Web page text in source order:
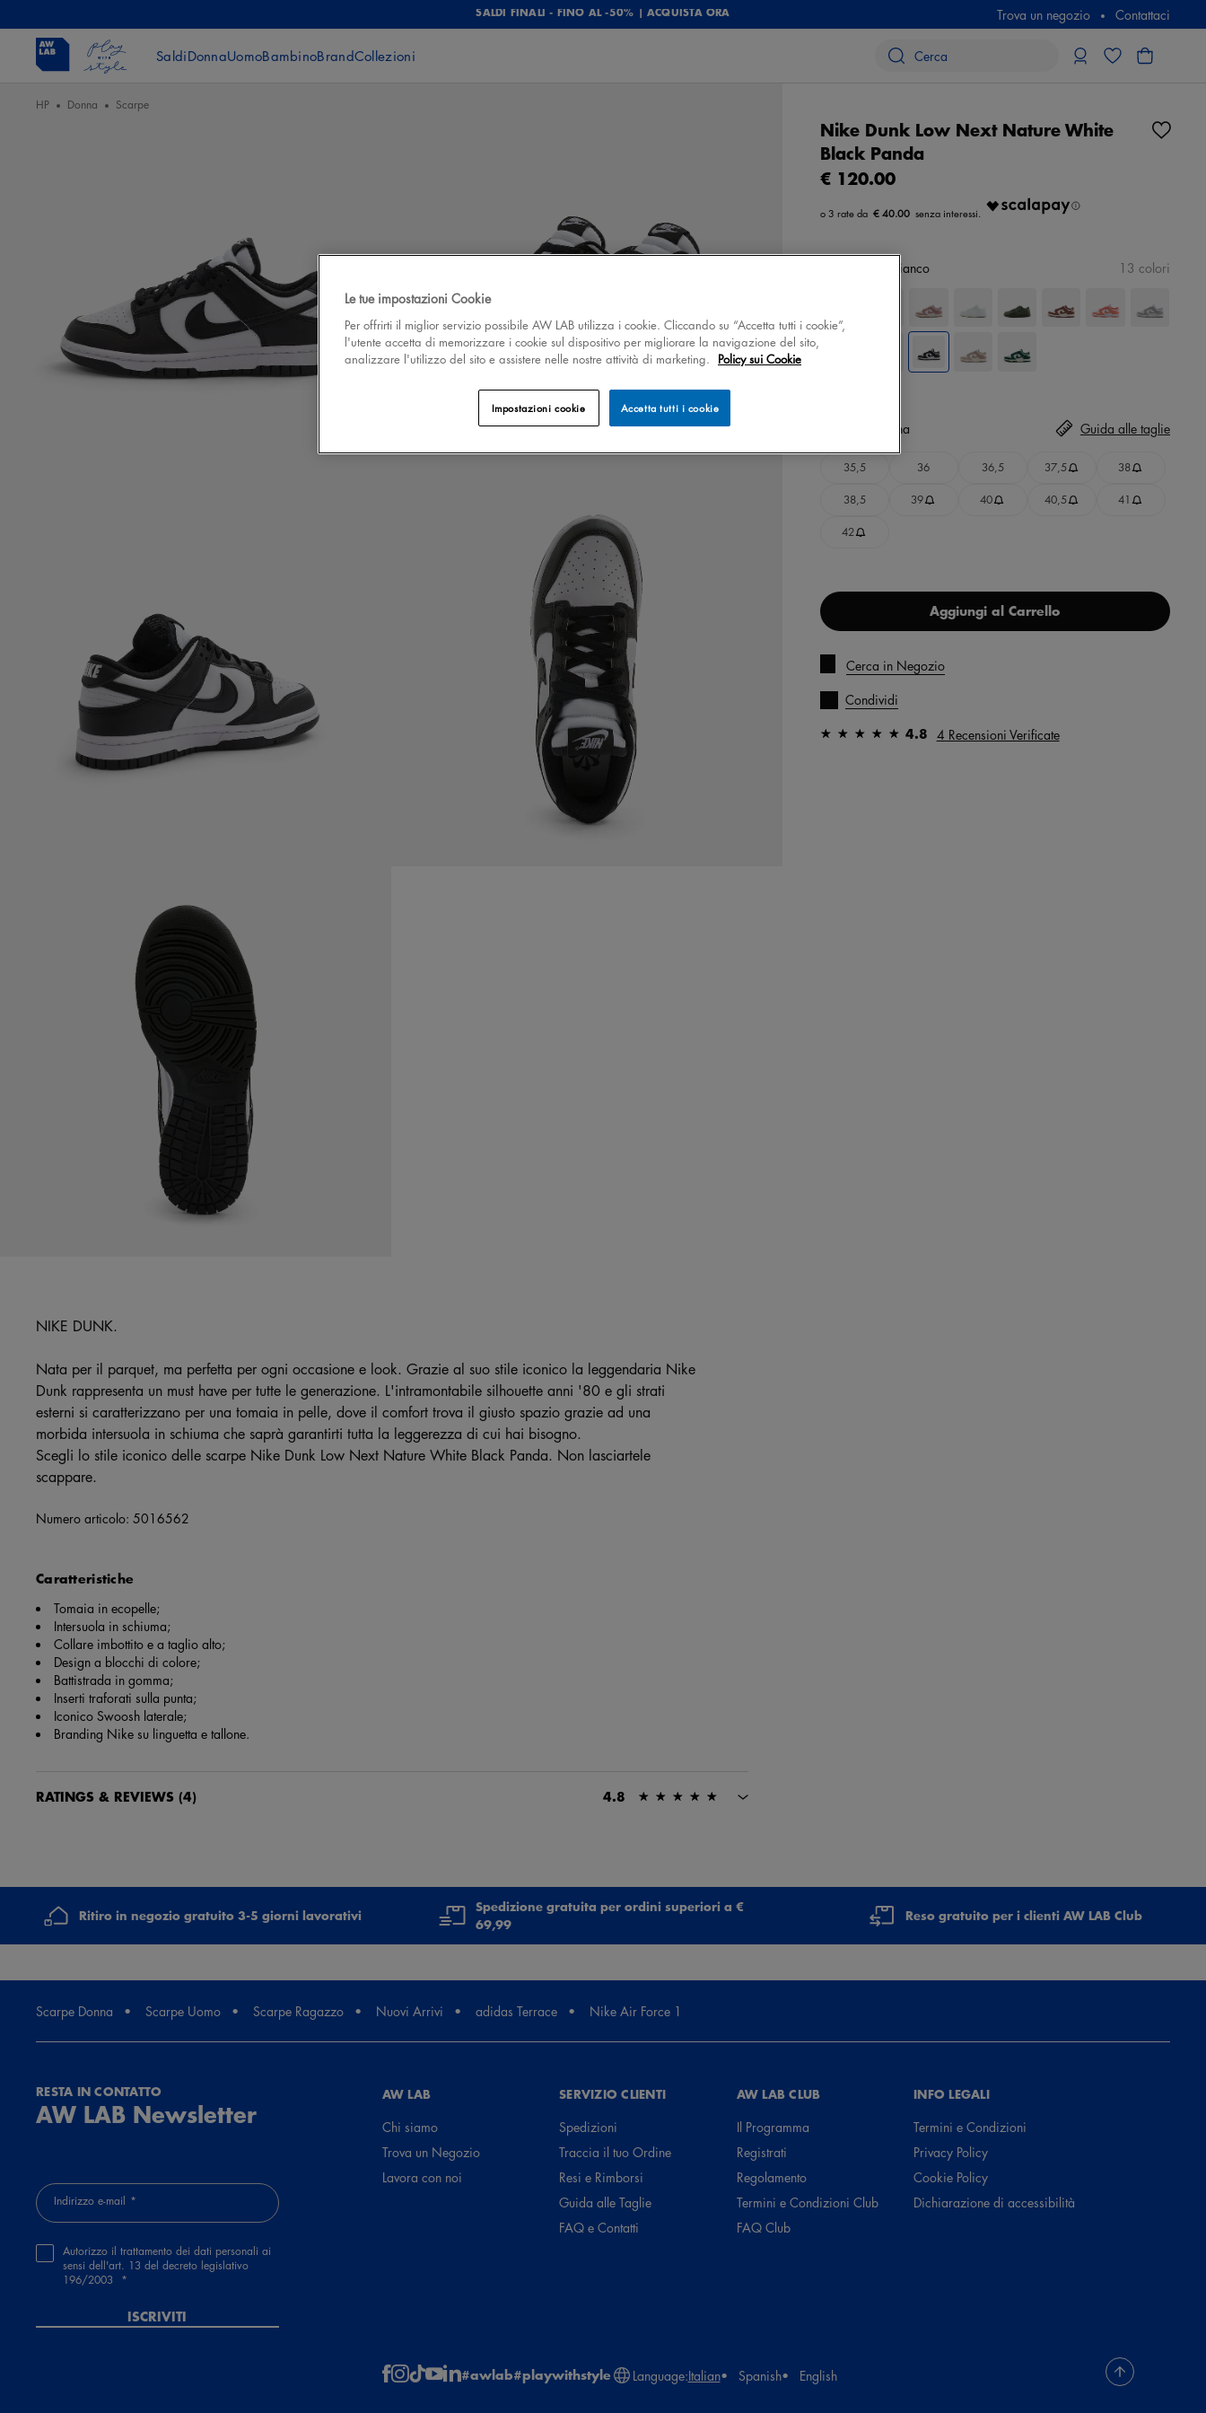
SALDI FINALI - FINO AL -50% | ACQUISTA ORA Trova un negozio Contattaci
SaldiDonnaUomoBambinoBrandCollezioni
HP Donna Scarpe
NIKE DUNK.
Nata per il parquet, ma perfetta per ogni occasione e look. Grazie al suo stile iconico la leggendaria Nike
Dunk rappresenta un must have per tutte le generazione. L'intramontabile silhouette anni '80 e gli strati
esterni si caratterizzano per una tomaia in pelle, dove il comfort trova il giusto spazio grazie ad una
morbida intersuola in schiuma che saprà garantirti tutta la leggerezza di cui hai bisogno.
Scegli lo stile iconico delle scarpe Nike Dunk Low Next Nature White Black Panda. Non lasciartele
scappare.
Numero articolo: 5016562
Caratteristiche
Tomaia in ecopelle;
Intersuola in schiuma;
Collare imbottito e a taglio alto;
Design a blocchi di colore;
Battistrada in gomma;
Inserti traforati sulla punta;
Iconico Swoosh laterale;
Branding Nike su linguetta e tallone.
RATINGS & REVIEWS (4) 4.8
Prodotto bellissimo e alla moda, soddisfatta e consigliato
Giada Martini
1 anno fa
Ottimo prodotto, puntuali nella consegna come nella descrizione
Scarpe molto belle e comode. peccato per la pessima organizzazione nella consegna
Sono piaciuti troppo. Molto comode e belle
Nike Dunk Low Next Nature White
Black Panda
€ 120.00
€ 40.00
nero/bianco 13 colori
Seleziona
35,5 36 36,5 37,5 38
38,5 39 40 40,5 41
42
Guida alle taglie
Aggiungi al Carrello
Cerca in Negozio
Condividi
4.8 4 Recensioni Verificate
Ritiro in negozio gratuito 3-5 giorni lavorativi
Spedizione gratuita per ordini superiori a €
69,99
Reso gratuito per i clienti AW LAB Club
Scarpe Donna Scarpe Uomo Scarpe Ragazzo Nuovi Arrivi adidas Terrace Nike Air Force 1
RESTA IN CONTATTO
AW LAB Newsletter
Indirizzo e-mail
Autorizzo il trattamento dei dati personali ai
sensi dell'art. 13 del decreto legislativo
196/2003
ISCRIVITI
AW LAB
Chi siamo
Trova un Negozio
Lavora con noi
SERVIZIO CLIENTI
Spedizioni
Traccia il tuo Ordine
Resi e Rimborsi
Guida alle Taglie
FAQ e Contatti
AW LAB CLUB
Il Programma
Registrati
Regolamento
Termini e Condizioni Club
FAQ Club
INFO LEGALI
Termini e Condizioni
Privacy Policy
Cookie Policy
Dichiarazione di accessibilità
#awlab#playwithstyle Language:Italian Spanish English
Le tue impostazioni Cookie
Per offrirti il miglior servizio possibile AW LAB utilizza i cookie. Cliccando su “Accetta tutti i cookie”,
l'utente accetta di memorizzare i cookie sul dispositivo per migliorare la navigazione del sito,
analizzare l'utilizzo del sito e assistere nelle nostre attività di marketing. Policy sui Cookie
Accetta tutti i cookie
Impostazioni cookie